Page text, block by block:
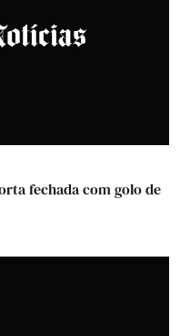
fechada com golo de